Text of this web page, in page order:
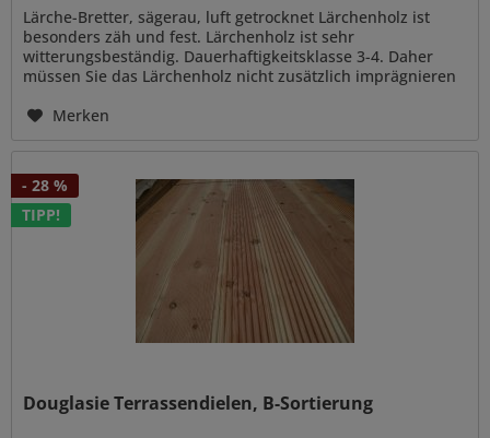
Lärche-Bretter, sägerau, luft getrocknet Lärchenholz ist
besonders zäh und fest. Lärchenholz ist sehr
witterungsbeständig. Dauerhaftigkeitsklasse 3-4. Daher
müssen Sie das Lärchenholz nicht zusätzlich imprägnieren
Merken
- 28 %
TIPP!
Douglasie Terrassendielen, B-Sortierung